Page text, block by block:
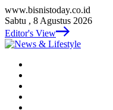
www.bisnistoday.co.id
Sabtu , 8 Agustus 2026
Editor's View